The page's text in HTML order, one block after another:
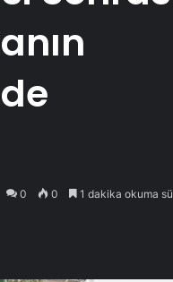
0 0 1 dakika okuma